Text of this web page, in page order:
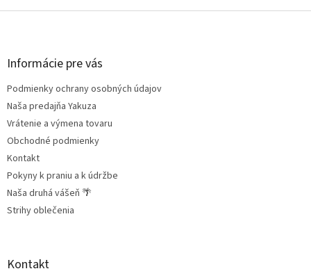
Z
Informácie pre vás
Podmienky ochrany osobných údajov
Naša predajňa Yakuza
Vrátenie a výmena tovaru
Obchodné podmienky
Kontakt
Pokyny k praniu a k údržbe
Naša druhá vášeň 🌴
Strihy oblečenia
Kontakt